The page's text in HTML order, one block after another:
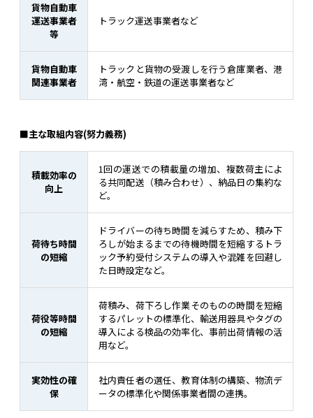
貨物自動車
運送事業者
等
トラック運送事業者など
貨物自動車
関連事業者
トラックと貨物の受渡しを行う倉庫業者、港
湾・航空・鉄道の運送事業者など
■主な取組内容(努力義務)
積載効率の
向上
1回の運送での積載量の増加、複数荷主によ
る共同配送（積み合わせ）、納品日の集約な
ど。
荷待ち時間
の短縮
ドライバーの待ち時間を減らすため、積み下
ろしが始まるまでの待機時間を短縮するトラ
ック予約受付システムの導入や混雑を回避し
た日時設定など。
荷役等時間
の短縮
荷積み、荷下ろし作業そのものの時間を短縮
するパレットの標準化、輸送用器具やタグの
導入による検品の効率化、事前出荷情報の活
用など。
実効性の確
保
社内責任者の選任、教育体制の構築、物流デ
ータの標準化や関係事業者間の連携。